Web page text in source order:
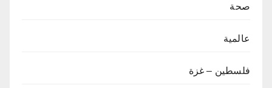
صحة
عالمية
فلسطين – غزة